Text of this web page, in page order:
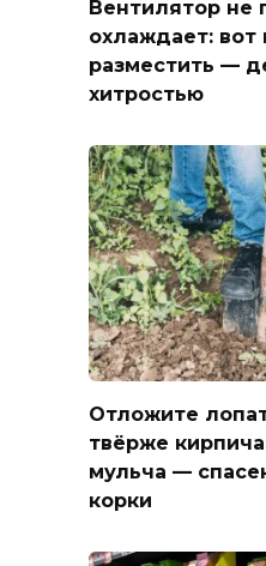
Вентилятор не
охлаждает: вот
разместить —
хитростью
Отложите
твёрже
мульча —
корки